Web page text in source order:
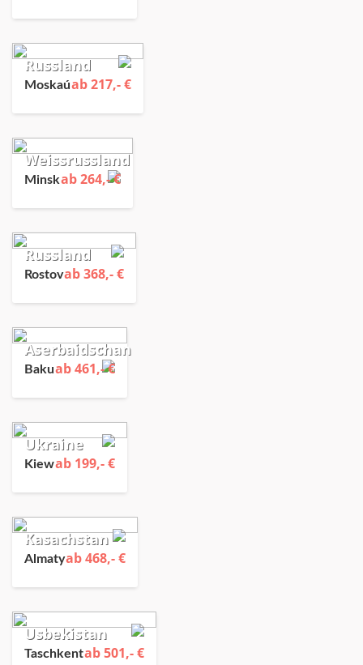
Russland
Moskaúab 217,- €
Weissrussland
Minskab 264,- €
Russland
Rostovab 368,- €
Aserbaidschan
Bakuab 461,- €
Ukraine
Kiewab 199,- €
Kasachstan
Almatyab 468,- €
Usbekistan
Taschkentab 501,- €